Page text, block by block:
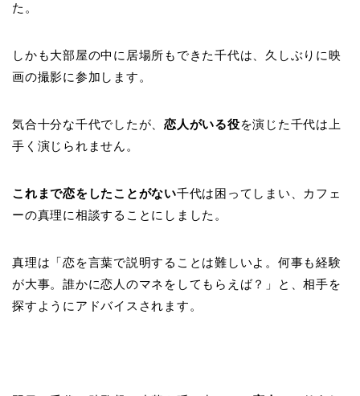
た。
しかも大部屋の中に居場所もできた千代は、久しぶりに映
画の撮影に参加します。
気合十分な千代でしたが、恋人がいる役を演じた千代は上
手く演じられません。
これまで恋をしたことがない千代は困ってしまい、カフェ
ーの真理に相談することにしました。
真理は「恋を言葉で説明することは難しいよ。何事も経験
が大事。誰かに恋人のマネをしてもらえば？」と、相手を
探すようにアドバイスされます。